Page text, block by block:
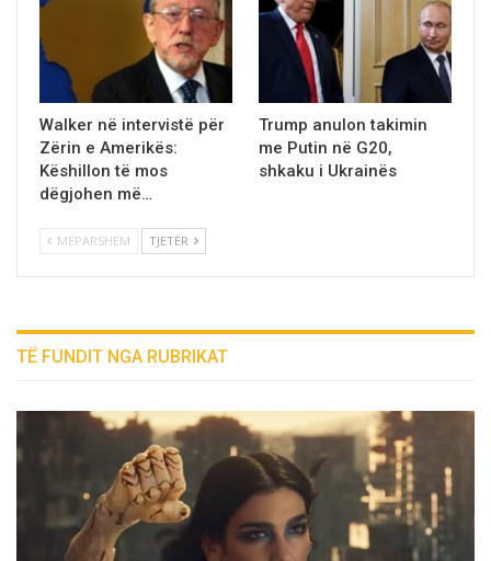
Walker në intervistë për
Zërin e Amerikës:
Këshillon të mos
dëgjohen më…
Trump anulon takimin
me Putin në G20,
shkaku i Ukrainёs
MËPARSHËM TJETËR
TË FUNDIT NGA RUBRIKAT